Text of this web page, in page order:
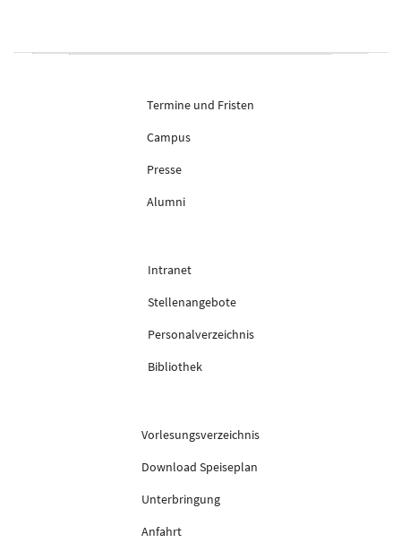
Termine und Fristen
Campus
Presse
Alumni
Intranet
Stellenangebote
Personalverzeichnis
Bibliothek
Vorlesungsverzeichnis
Download Speiseplan
Unterbringung
Anfahrt